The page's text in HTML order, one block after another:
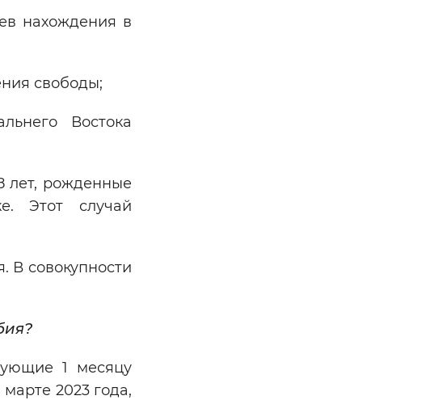
нахождения в
свободы;
Востока
лет, рожденные
Этот случай
В совокупности
1 месяцу
2023 года,